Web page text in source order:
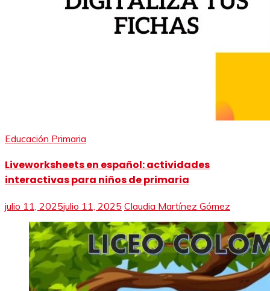
Educación Primaria
Liveworksheets en español: actividades
interactivas para niños de primaria
julio 11, 2025julio 11, 2025 Claudia Martínez Gómez